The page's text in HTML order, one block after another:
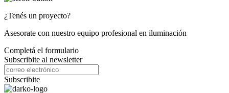
¿Tenés un proyecto?
Asesorate con nuestro equipo profesional en iluminación
Completá el formulario
Subscribite al newsletter
Subscribite